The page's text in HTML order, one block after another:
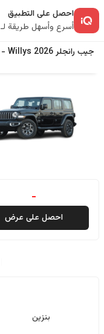
احصل على التطبيق
أسرع وأسهل طريقة لـ iQ Cars
جيب رانجلر2026
Willys
-
-
احصل على عرض
بنزين